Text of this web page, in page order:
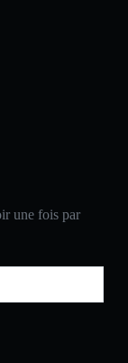
une fois par